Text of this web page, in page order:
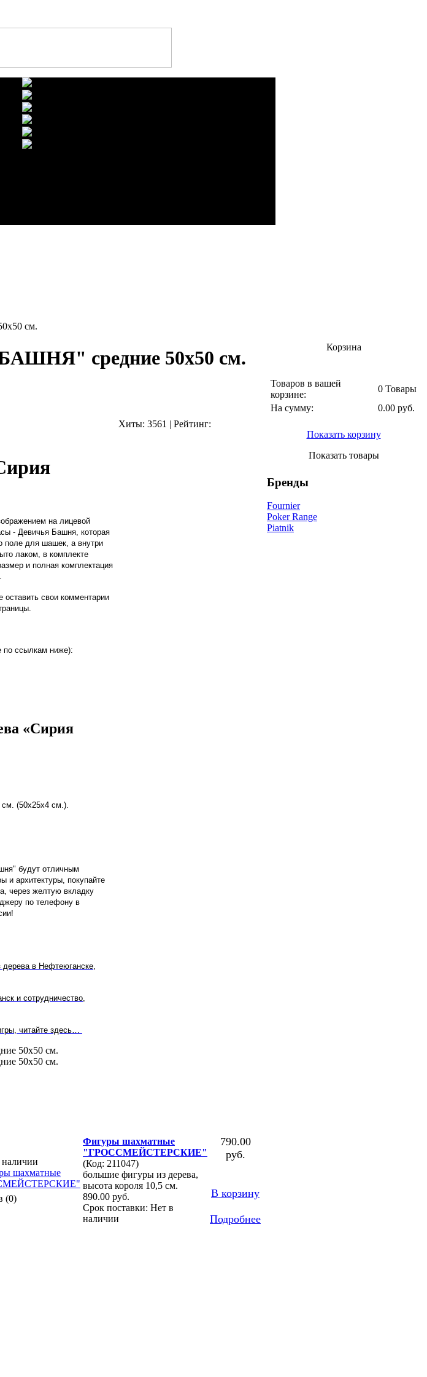
см.
средние 50х50 см.
Хиты: 3561 | Рейтинг:
на лицевой
- Девичья Башня, которая
поле для шашек, а внутри
лаком, в комплекте
и полная комплектация
свои комментарии
по ссылкам ниже):
«Сирия
(50х25х4 см.).
" будут отличным
и архитектуры, покупайте
через желтую вкладку
по телефону в
дерева в Нефтеюганске
и сотрудничество,
читайте здесь…
(0)
Фигуры шахматные
"ГРОССМЕЙСТЕРСКИЕ"
(Код: 211047)
большие фигуры из дерева,
высота короля 10,5 см.
890.00 руб.
Срок поставки: Нет в
наличии
790.00
руб.
В корзину
Подробнее
Корзина
Товаров в вашей
корзине:
0 Товары
На сумму:
0.00 руб.
Показать корзину
Показать товары
Бренды
Fournier
Poker Range
Piatnik